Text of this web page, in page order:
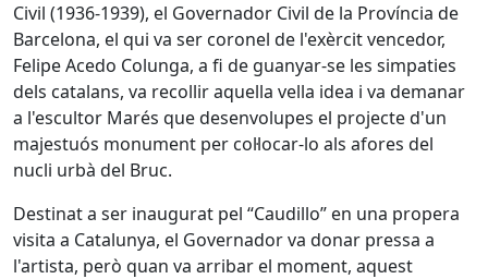
Civil (1936-1939), el Governador Civil de la Província de
Barcelona, el qui va ser coronel de l'exèrcit vencedor,
Felipe Acedo Colunga, a fi de guanyar-se les simpaties
dels catalans, va recollir aquella vella idea i va demanar
a l'escultor Marés que desenvolupes el projecte d'un
majestuós monument per col·locar-lo als afores del
nucli urbà del Bruc.
Destinat a ser inaugurat pel “Caudillo” en una propera
visita a Catalunya, el Governador va donar pressa a
l'artista, però quan va arribar el moment, aquest